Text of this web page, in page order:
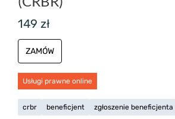
149 zł
ZAMÓW
Usługi prawne online
crbr beneficjent zgłoszenie beneficjenta